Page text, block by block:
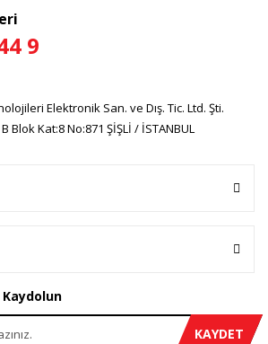
9
Elektronik San. ve Dış. Tic. Ltd. Şti.
Blok Kat:8 No:871 ŞİŞLİ / İSTANBUL
KAYDET